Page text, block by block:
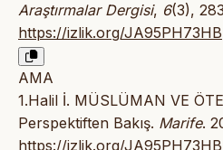
Araştırmalar Dergisi, 6(3),
https://izlik.org/JA95PH73HB
AMA
1.Halil İ. MÜSLÜMAN VE
Perspektiften Bakış. Marife.
https://izlik.org/JA95PH73HB